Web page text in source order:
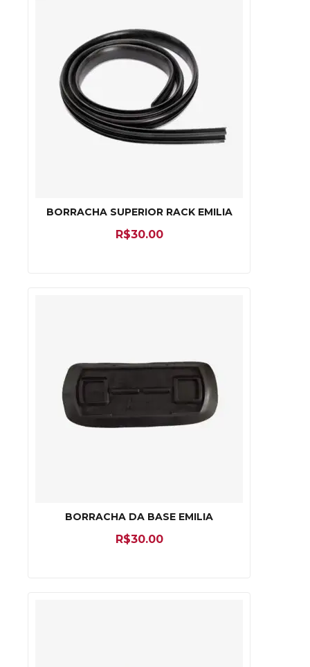
BORRACHA SUPERIOR RACK EMILIA
R$30.00
BORRACHA DA BASE EMILIA
R$30.00